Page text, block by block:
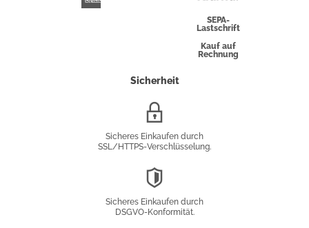
SEPA-
Lastschrift
Kauf auf
Rechnung
Sicherheit
Sicheres Einkaufen durch
SSL/HTTPS-Verschlüsselung.
Sicheres Einkaufen durch
DSGVO-Konformität.